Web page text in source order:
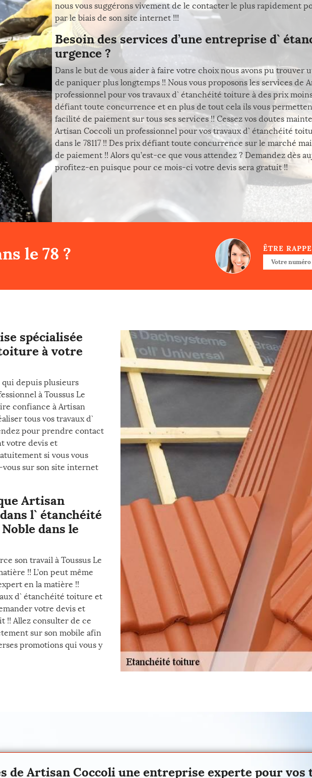
nous vous suggérons vivement de le contacter le plus rapidement
par le biais de son site internet !!!
Besoin des services d’une entreprise d`
urgence ?
Dans le but de vous aider à faire votre choix nous avons pu trouver
de paniquer plus longtemps !! Nous vous proposons les services de
professionnel pour vos travaux d` étanchéité toiture à des prix
défiant toute concurrence et en plus de tout cela ils vous
facilité de paiement sur tous ses services !! Cessez vos doutes
Artisan Coccoli un professionnel pour vos travaux d` étanchéité
dans le 78117 !! Des prix défiant toute concurrence sur le marché
de paiement !! Alors qu’est-ce que vous attendez ? Demandez dès
profitez-en puisque pour ce mois-ci votre devis sera gratuit !!
le 78 ? ÊTRE
spécialisée
à votre
qui depuis plusieurs
à Toussus Le
confiance à Artisan
tous vos travaux d`
pour prendre contact
votre devis et
si vous vous
vous sur son site internet
Artisan
l` étanchéité
dans le
son travail à Toussus Le
!! L’on peut même
en la matière !!
d` étanchéité toiture et
votre devis et
!! Allez consulter de ce
sur son mobile afin
promotions qui vous y
de Artisan Coccoli une entreprise experte pour vos